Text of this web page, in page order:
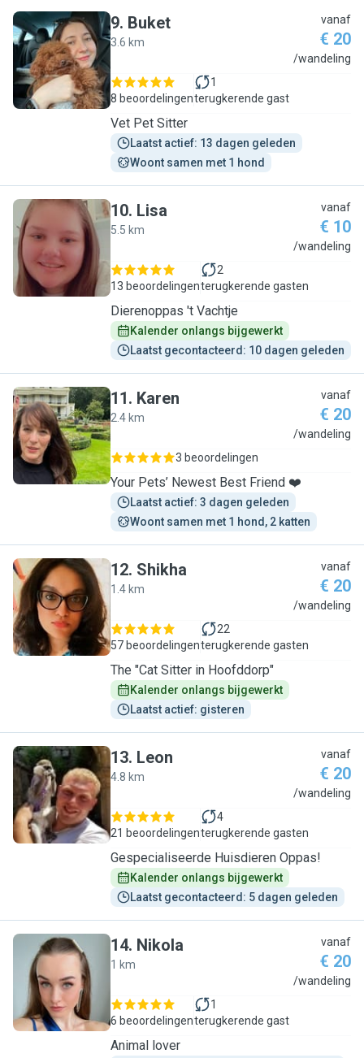
B
9. Buket
3.6 km
vanaf
€ 20
/wandeling
8 beoordelingen
1
terugkerende gast
Vet Pet Sitter
Laatst actief: 13 dagen geleden
Woont samen met 1 hond
L
10. Lisa
5.5 km
vanaf
€ 10
/wandeling
13 beoordelingen
2
terugkerende gasten
Dierenoppas 't Vachtje
Kalender onlangs bijgewerkt
Laatst gecontacteerd: 10 dagen geleden
K
11. Karen
2.4 km
vanaf
€ 20
/wandeling
3 beoordelingen
Your Pets’ Newest Best Friend ❤️
Laatst actief: 3 dagen geleden
Woont samen met 1 hond, 2 katten
S
12. Shikha
1.4 km
vanaf
€ 20
/wandeling
57 beoordelingen
22
terugkerende gasten
The "Cat Sitter in Hoofddorp"
Kalender onlangs bijgewerkt
Laatst actief: gisteren
L
13. Leon
4.8 km
vanaf
€ 20
/wandeling
21 beoordelingen
4
terugkerende gasten
Gespecialiseerde Huisdieren Oppas!
Kalender onlangs bijgewerkt
Laatst gecontacteerd: 5 dagen geleden
N
14. Nikola
1 km
vanaf
€ 20
/wandeling
6 beoordelingen
1
terugkerende gast
Animal lover